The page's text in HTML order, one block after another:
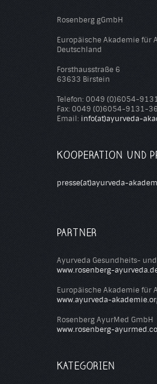
Rosenberg gGmbH
Europäische Akademie für
Deutschland
Forsthausstraße 6
63633 Birstein
Telefon: 0049 (0)6054-
Fax: 0049 (0)6054-9131-36
Email: info(at)ayurveda-
KOOPERATION UND
presse(at)ayurveda-
PARTNER
Ayurveda Gesundheits-
www.rosenberg-
Europäische Akademie für
www.ayurveda-
Rosenberg AyurMed GmbH
www.rosenberg-
KATEGORIEN